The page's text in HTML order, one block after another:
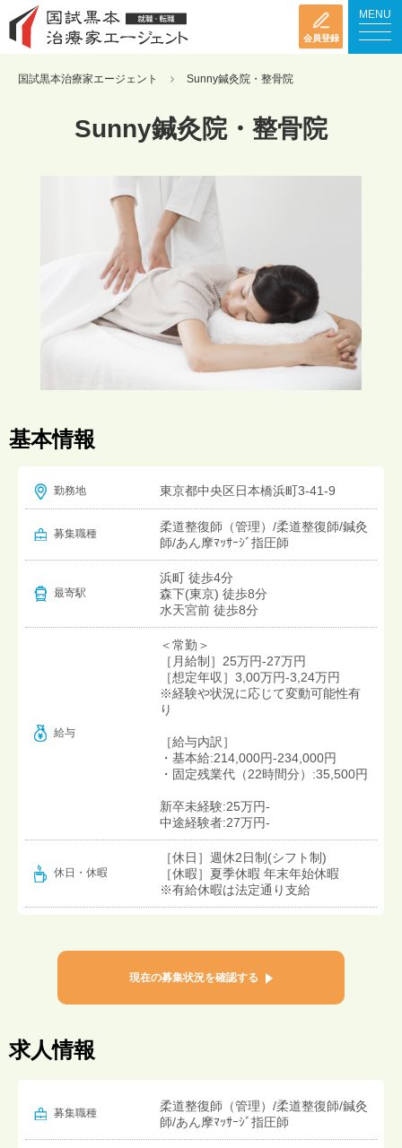
会員登録
MENU
国試黒本治療家エージェント Sunny鍼灸院・整骨院
Sunny鍼灸院・整骨院
基本情報
勤務地 東京都中央区日本橋浜町3-41-9
募集職種
柔道整復師（管理）/柔道整復師/鍼灸
師/あん摩ﾏｯｻｰｼﾞ指圧師
最寄駅
浜町 徒歩4分
森下(東京) 徒歩8分
水天宮前 徒歩8分
給与
＜常勤＞
［月給制］25万円-27万円
［想定年収］3,00万円-3,24万円
※経験や状況に応じて変動可能性有
り
［給与内訳］
・基本給:214,000円-234,000円
・固定残業代（22時間分）:35,500円
新卒未経験:25万円-
中途経験者:27万円-
休日・休暇
［休日］週休2日制(シフト制)
［休暇］夏季休暇 年末年始休暇
※有給休暇は法定通り支給
現在の募集状況を確認する
求人情報
募集職種
柔道整復師（管理）/柔道整復師/鍼灸
師/あん摩ﾏｯｻｰｼﾞ指圧師